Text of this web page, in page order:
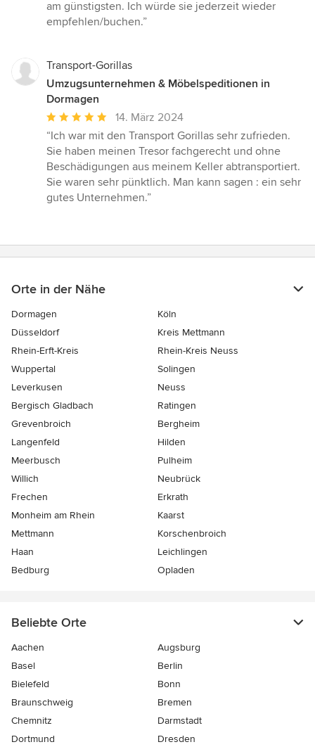
am günstigsten. Ich würde sie jederzeit wieder
empfehlen/buchen.”
Transport-Gorillas
Umzugsunternehmen & Möbelspeditionen in
Dormagen
Durchschnittliche
Bewertung:
5
von
5
Sternen
14. März 2024
“Ich war mit den Transport Gorillas sehr zufrieden.
Sie haben meinen Tresor fachgerecht und ohne
Beschädigungen aus meinem Keller abtransportiert.
Sie waren sehr pünktlich. Man kann sagen : ein sehr
gutes Unternehmen.”
Orte in der Nähe
Dormagen
Köln
Düsseldorf
Kreis Mettmann
Rhein-Erft-Kreis
Rhein-Kreis Neuss
Wuppertal
Solingen
Leverkusen
Neuss
Bergisch Gladbach
Ratingen
Grevenbroich
Bergheim
Langenfeld
Hilden
Meerbusch
Pulheim
Willich
Neubrück
Frechen
Erkrath
Monheim am Rhein
Kaarst
Mettmann
Korschenbroich
Haan
Leichlingen
Bedburg
Opladen
Beliebte Orte
Aachen
Augsburg
Basel
Berlin
Bielefeld
Bonn
Braunschweig
Bremen
Chemnitz
Darmstadt
Dortmund
Dresden